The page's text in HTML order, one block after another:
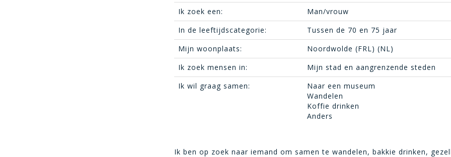
Ik zoek een:
Man/vrouw
In de leeftijdscategorie:
Tussen de 70 en 75 jaar
Mijn woonplaats:
Noordwolde (FRL) (NL)
Ik zoek mensen in:
Mijn stad en aangrenzende steden
Ik wil graag samen:
Naar een museum
Wandelen
Koffie drinken
Anders
Ik ben op zoek naar iemand om samen te wandelen, bakkie drinken,